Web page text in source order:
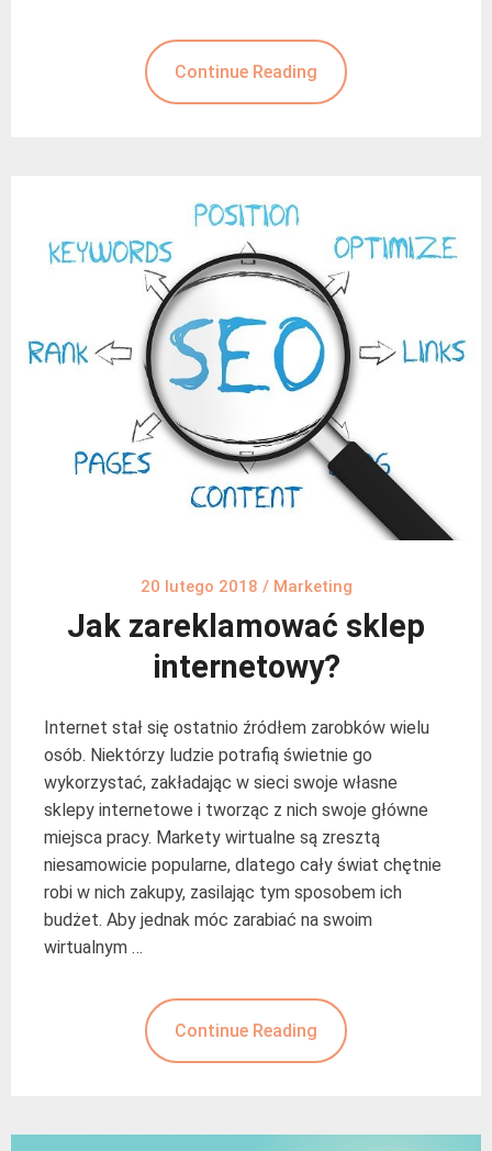
Continue Reading
20 lutego 2018 / Marketing
Jak zareklamować sklep
internetowy?
Internet stał się ostatnio źródłem zarobków wielu
osób. Niektórzy ludzie potrafią świetnie go
wykorzystać, zakładając w sieci swoje własne
sklepy internetowe i tworząc z nich swoje główne
miejsca pracy. Markety wirtualne są zresztą
niesamowicie popularne, dlatego cały świat chętnie
robi w nich zakupy, zasilając tym sposobem ich
budżet. Aby jednak móc zarabiać na swoim
wirtualnym …
Continue Reading